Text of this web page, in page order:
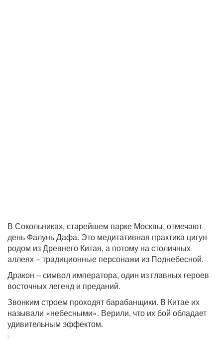
В Сокольниках, старейшем парке Москвы, отмечают
день Фалунь Дафа. Это медитативная практика цигун
родом из Древнего Китая, а потому на столичных
аллеях – традиционные персонажи из Поднебесной.
Дракон – символ императора, один из главных героев
восточных легенд и преданий.
Звонким строем проходят барабанщики. В Китае их
называли «небесными». Верили, что их бой обладает
удивительным эффектом.